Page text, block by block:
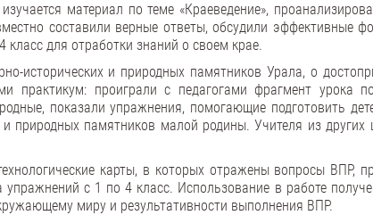
материал по теме «Краеведение»,
составили верные ответы, обсудили эффективные
класс для отработки знаний о своем крае.
исторических и природных памятников Урала, о
практикум: проиграли с педагогами фрагмент урока
показали упражнения, помогающие подготовить
природных памятников малой родины. Учителя из других
карты, в которых отражены вопросы ВПР,
с 1 по 4 класс. Использование в работе
миру и результативности выполнения ВПР.